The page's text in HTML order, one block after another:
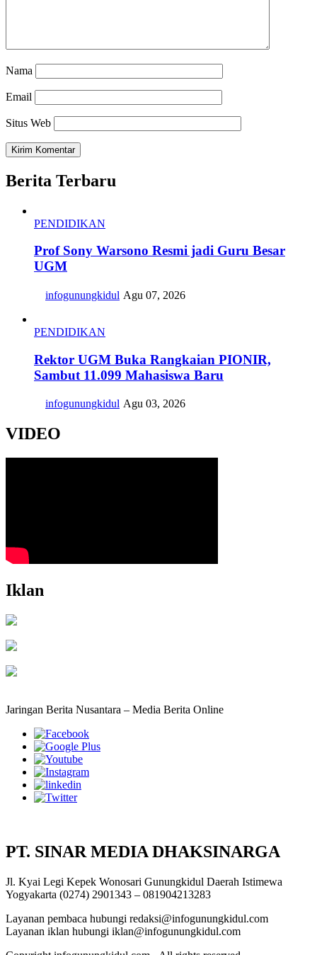
Nama
Email
Situs Web
Berita Terbaru
PENDIDIKAN
Prof Sony Warsono Resmi jadi Guru Besar
UGM
infogunungkidul Agu 07, 2026
PENDIDIKAN
Rektor UGM Buka Rangkaian PIONIR,
Sambut 11.099 Mahasiswa Baru
infogunungkidul Agu 03, 2026
VIDEO
Iklan
Jaringan Berita Nusantara – Media Berita Online
PT. SINAR MEDIA DHAKSINARGA
Jl. Kyai Legi Kepek Wonosari Gunungkidul Daerah Istimewa
Yogyakarta (0274) 2901343 – 081904213283
Layanan pembaca hubungi redaksi@infogunungkidul.com
Layanan iklan hubungi iklan@infogunungkidul.com